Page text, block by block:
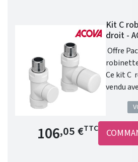
Kit C
droit -
Offre
Ce kit C
vendu avec: 1
tête
paire de
paire de
paire de
Prix de base
106,05 €TTC